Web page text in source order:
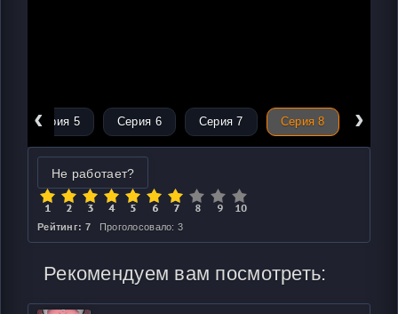
‹
Серия 5 Серия 6 Серия 7 Серия 8 ›
Не работает?
Рейтинг: 7 Проголосовало: 3
Рекомендуем вам посмотреть: